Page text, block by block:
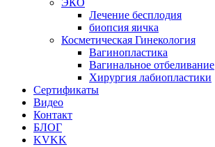
ЭКО
Лечение бесплодия
биопсия яичка
Косметическая Гинекология
Вагинопластика
Вагинальное отбеливание
Хирургия лабиопластики
Сертификаты
Видео
Контакт
БЛОГ
KVKK